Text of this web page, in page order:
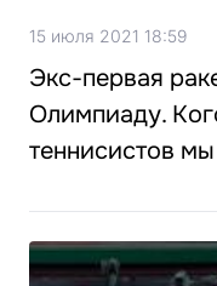
15 июля 2021 18:59
Экс-первая
Олимпиаду.
теннисистов